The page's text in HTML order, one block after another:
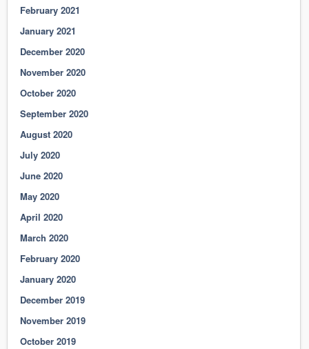
February 2021
January 2021
December 2020
November 2020
October 2020
September 2020
August 2020
July 2020
June 2020
May 2020
April 2020
March 2020
February 2020
January 2020
December 2019
November 2019
October 2019